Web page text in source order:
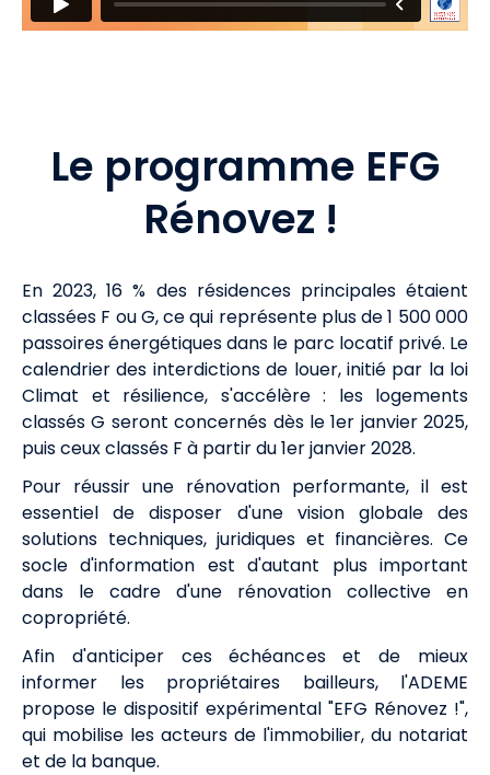
Le programme EFG
Rénovez !
En 2023, 16 % des résidences principales étaient
classées F ou G, ce qui représente plus de 1 500 000
passoires énergétiques dans le parc locatif privé. Le
calendrier des interdictions de louer, initié par la loi
Climat et résilience, s'accélère : les logements
classés G seront concernés dès le 1er janvier 2025,
puis ceux classés F à partir du 1er janvier 2028.
Pour réussir une rénovation performante, il est
essentiel de disposer d'une vision globale des
solutions techniques, juridiques et financières. Ce
socle d'information est d'autant plus important
dans le cadre d'une rénovation collective en
copropriété.
Afin d'anticiper ces échéances et de mieux
informer les propriétaires bailleurs, l'ADEME
propose le dispositif expérimental "EFG Rénovez !",
qui mobilise les acteurs de l'immobilier, du notariat
et de la banque.